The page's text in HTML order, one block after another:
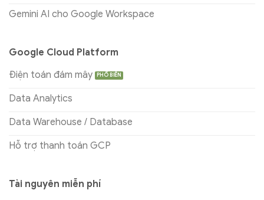
Gemini AI cho Google Workspace
Google Cloud Platform
Điện toán đám mây
Data Analytics
Data Warehouse / Database
Hỗ trợ thanh toán GCP
Tài nguyên miễn phí